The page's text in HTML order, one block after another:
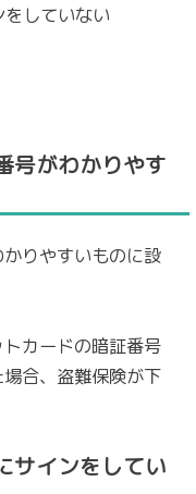
していない
号がわかりやす
りやすいものに設
カードの暗証番号
合、盗難保険が下
サインをしてい